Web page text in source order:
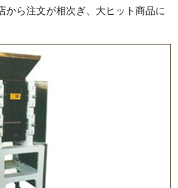
から注文が相次ぎ、大ヒット商品に